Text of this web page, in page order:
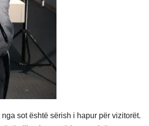
sot është sërish i hapur për vizitorët.